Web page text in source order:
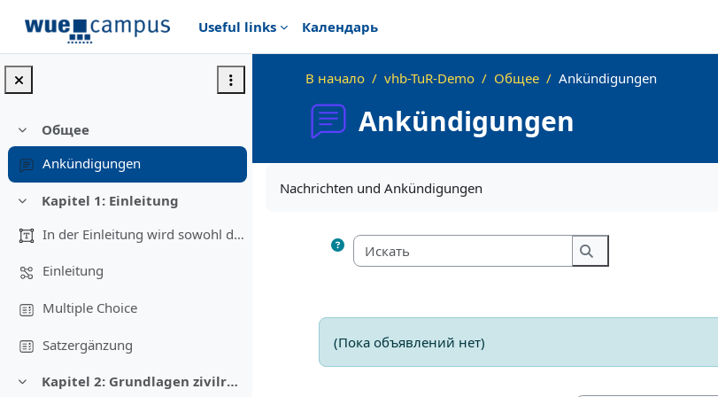
Useful links
Календарь
Свернуть
Общее
Ankündigungen
Свернуть
Kapitel 1: Einleitung
In der Einleitung wird sowohl das Verhältnis von T...
Einleitung
Multiple Choice
Satzergänzung
Свернуть
Kapitel 2: Grundlagen zivilrechtlicher Haftung
В начало vhb-TuR-Demo Общее Ankündigungen
Ankündigungen
Nachrichten und Ankündigungen
Искать
Искать
(Пока объявлений нет)